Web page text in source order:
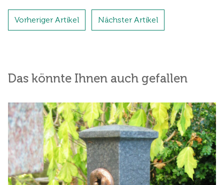
Vorheriger Artikel Nächster Artikel
Das könnte Ihnen auch gefallen